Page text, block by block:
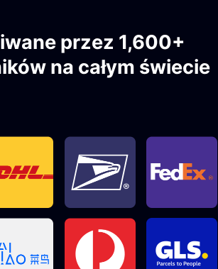
przez 1,600+
na całym świecie